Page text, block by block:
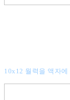
10x12 월력을 액자